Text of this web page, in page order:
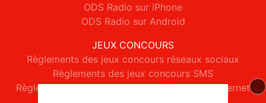
ODS Radio sur iPhone
ODS Radio sur Android
JEUX CONCOURS
Règlements des jeux concours réseaux sociaux
Règlements des jeux concours SMS
Règlements des jeux concours téléphone et internet